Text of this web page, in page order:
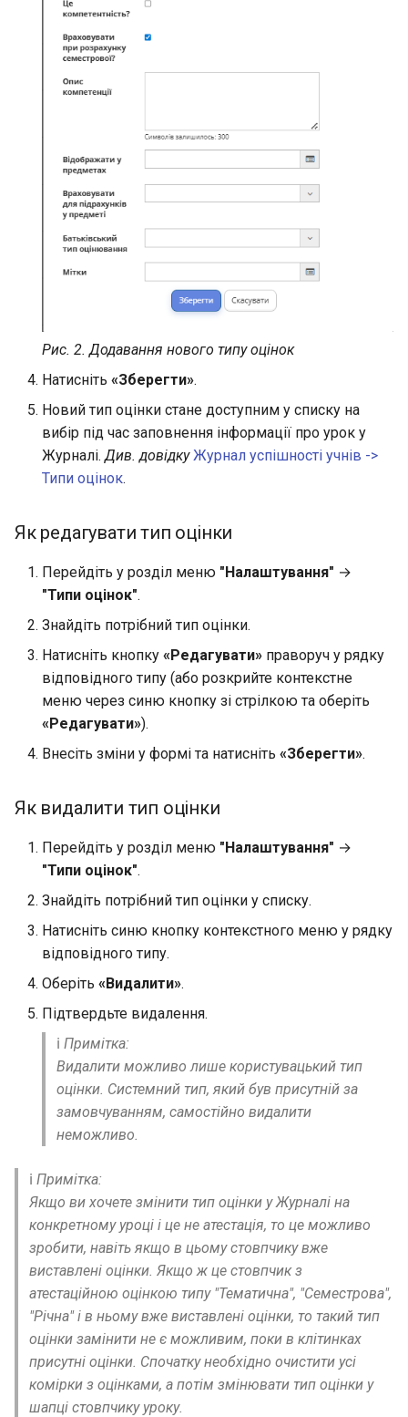
Рис. 2. Додавання нового типу оцінок
Натисніть «Зберегти».
Новий тип оцінки стане доступним у списку на
вибір під час заповнення інформації про урок у
Журналі. Див. довідку Журнал успішності учнів ->
Типи оцінок.
Як редагувати тип оцінки
Перейдіть у розділ меню "Налаштування" →
"Типи оцінок".
Знайдіть потрібний тип оцінки.
Натисніть кнопку «Редагувати» праворуч у рядку
відповідного типу (або розкрийте контекстне
меню через синю кнопку зі стрілкою та оберіть
«Редагувати»).
Внесіть зміни у формі та натисніть «Зберегти».
Як видалити тип оцінки
Перейдіть у розділ меню "Налаштування" →
"Типи оцінок".
Знайдіть потрібний тип оцінки у списку.
Натисніть синю кнопку контекстного меню у рядку
відповідного типу.
Оберіть «Видалити».
Підтвердьте видалення.
ℹ️ Примітка:
Видалити можливо лише користувацький тип
оцінки. Системний тип, який був присутній за
замовчуванням, самостійно видалити
неможливо.
ℹ️ Примітка:
Якщо ви хочете змінити тип оцінки у Журналі на
конкретному уроці і це не атестація, то це можливо
зробити, навіть якщо в цьому стовпчику вже
виставлені оцінки. Якщо ж це стовпчик з
атестаційною оцінкою типу "Тематична", "Семестрова",
"Річна" і в ньому вже виставлені оцінки, то такий тип
оцінки замінити не є можливим, поки в клітинках
присутні оцінки. Спочатку необхідно очистити усі
комірки з оцінками, а потім змінювати тип оцінки у
шапці стовпчику уроку.